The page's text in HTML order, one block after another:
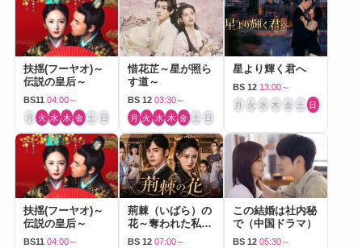
扶揺(フーヤオ)～
伝説の皇后～
BS11 04:00～
月 火 水 木 金 土 日
惜花芷～星が照ら
す道～
BS 12 03:30～
月 火 水 木 金 土 日
星より輝く君へ
BS 12 13:00～
月 火 水 木 金 土 日
扶揺(フーヤオ)～
伝説の皇后～
BS11 04:00～
荊棘（いばら）の
花～奪われた私～
（中国ドラマ）
BS 12 07:00～
この結婚は社内秘
で（中国ドラマ）
BS 12 05:30～